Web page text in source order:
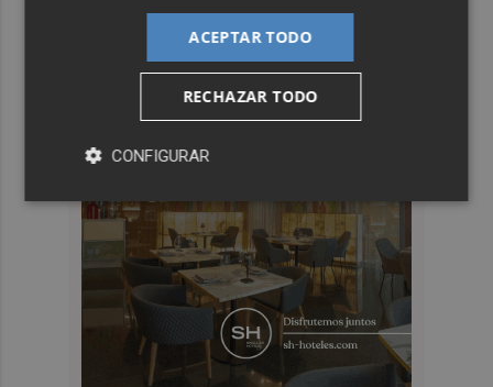
ACEPTAR TODO
RECHAZAR TODO
CONFIGURAR